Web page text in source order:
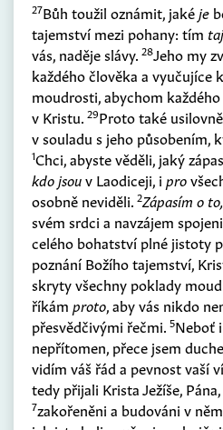
27Bůh toužil oznámit, jakéje
tajemství mezi pohany: tím
vás, naděje slávy. 28Jeho my
každého člověka a vyučujíce
moudrosti, abychom
v Kristu. 29Proto také
v souladu s jeho působením,
1Chci, abyste věděli, jaký
kdo jsouv Laodiceji, i pro
osobně neviděli. 2Zápasím o to,
svém srdci a navzájem
celého bohatství plné jistoty
poznání Božího tajemství,
skryty všechny poklady
říkám proto, aby vás nikdo
přesvědčivými řečmi. 5Neboť
nepřítomen, přece jsem
vidím váš řád a pevnost vaší
tedy přijali Krista Ježíše, Pána,
7zakořeněni a budováni v